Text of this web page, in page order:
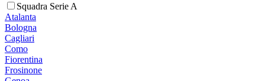
Squadra Serie A
Atalanta
Bologna
Cagliari
Como
Fiorentina
Frosinone